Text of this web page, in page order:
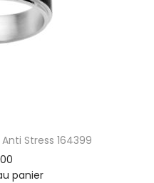
Stress 164399
panier